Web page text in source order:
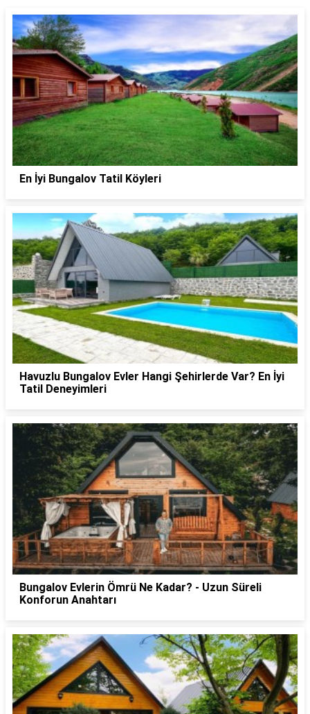
En İyi Bungalov Tatil Köyleri
Havuzlu Bungalov Evler Hangi Şehirlerde Var? En İyi
Tatil Deneyimleri
Bungalov Evlerin Ömrü Ne Kadar? - Uzun Süreli
Konforun Anahtarı